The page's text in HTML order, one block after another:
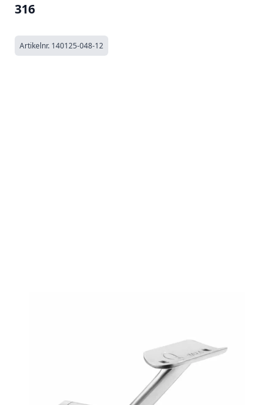
316
Artikelnr. 140125-048-12